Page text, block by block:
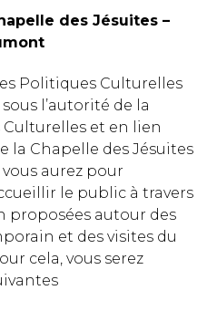
des Jésuites –
Politiques Culturelles
l’autorité de la
et en lien
la Chapelle des Jésuites
aurez pour
le public à travers
proposées autour des
et des visites du
cela, vous serez